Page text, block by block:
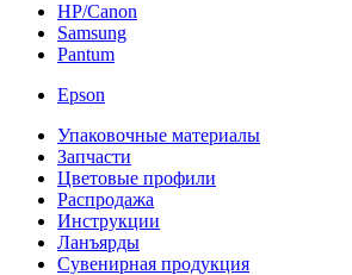
HP/Canon
Samsung
Pantum
Epson
Упаковочные материалы
Запчасти
Цветовые профили
Распродажа
Инструкции
Ланъярды
Сувенирная продукция